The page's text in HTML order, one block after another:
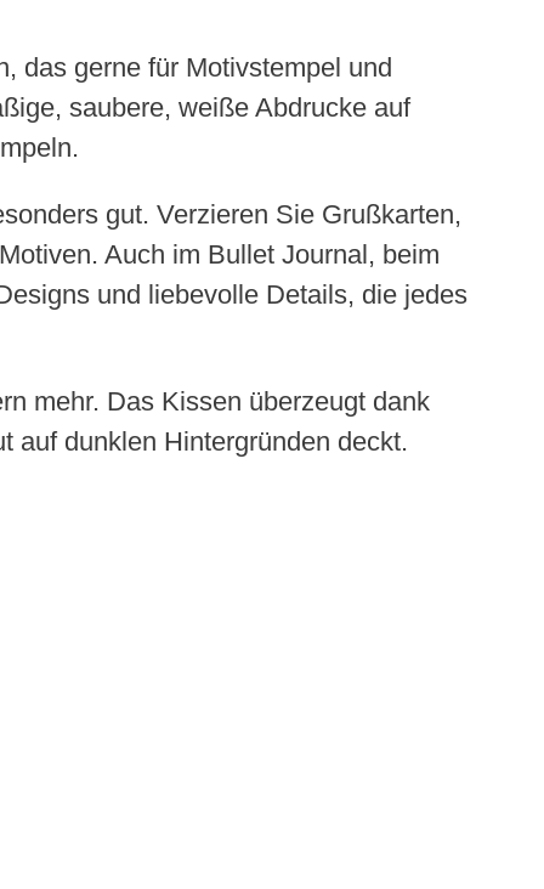
das gerne für Motivstempel und
saubere, weiße Abdrucke auf
gut. Verzieren Sie Grußkarten,
Auch im Bullet Journal, beim
und liebevolle Details, die jedes
mehr. Das Kissen überzeugt dank
auf dunklen Hintergründen deckt.